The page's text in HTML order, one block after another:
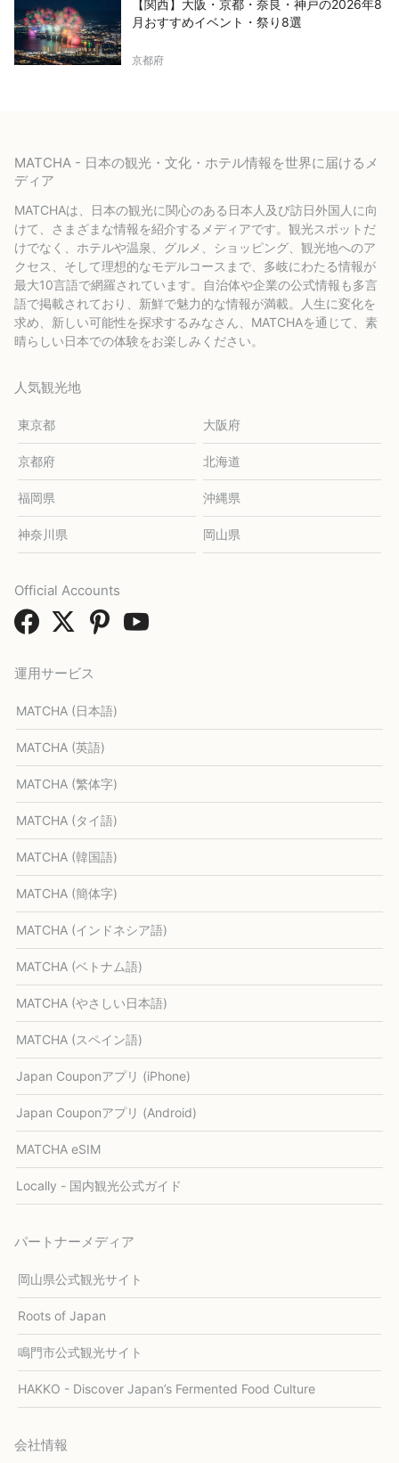
【関西】大阪・京都・奈良・神戸の2026年8
月おすすめイベント・祭り8選
京都府
MATCHA - 日本の観光・文化・ホテル情報を世界に届けるメ
ディア
MATCHAは、日本の観光に関心のある日本人及び訪日外国人に向
けて、さまざまな情報を紹介するメディアです。観光スポットだ
けでなく、ホテルや温泉、グルメ、ショッピング、観光地へのア
クセス、そして理想的なモデルコースまで、多岐にわたる情報が
最大10言語で網羅されています。自治体や企業の公式情報も多言
語で掲載されており、新鮮で魅力的な情報が満載。人生に変化を
求め、新しい可能性を探求するみなさん、MATCHAを通じて、素
晴らしい日本での体験をお楽しみください。
人気観光地
東京都 大阪府
京都府 北海道
福岡県 沖縄県
神奈川県 岡山県
運用サービス
MATCHA (日本語)
MATCHA (英語)
MATCHA (繁体字)
MATCHA (タイ語)
MATCHA (韓国語)
MATCHA (簡体字)
MATCHA (インドネシア語)
MATCHA (ベトナム語)
MATCHA (やさしい日本語)
MATCHA (スペイン語)
Japan Couponアプリ (iPhone)
Japan Couponアプリ (Android)
MATCHA eSIM
Locally - 国内観光公式ガイド
パートナーメディア
岡山県公式観光サイト
Roots of Japan
鳴門市公式観光サイト
HAKKO - Discover Japan’s Fermented Food Culture
会社情報
Official Accounts